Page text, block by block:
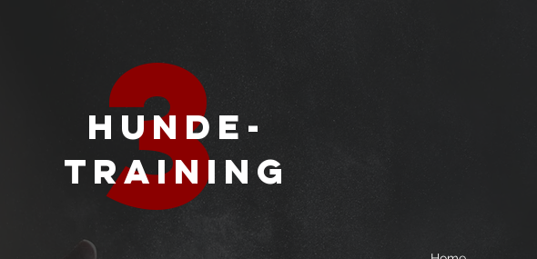
3
Hunde-
Training